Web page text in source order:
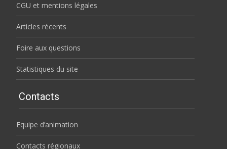
CGU et mentions légales
Articles récents
Foire aux questions
Statistiques du site
Contacts
Equipe d’animation
Contacts régionaux